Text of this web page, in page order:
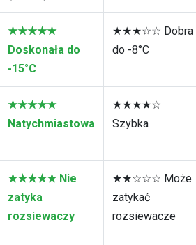
★★★★★
Doskonała do
-15°C
★★★☆☆ Dobra
do -8°C
★★★★★
Natychmiastowa
★★★★☆
Szybka
★★★★★ Nie
zatyka
rozsiewaczy
★★☆☆☆ Może
zatykać
rozsiewacze